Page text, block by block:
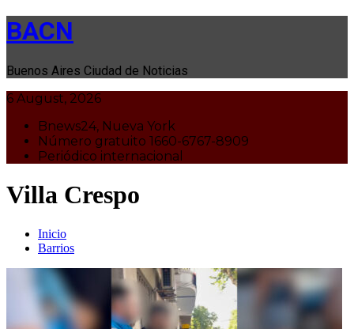
BACN
Buenos Aires Ciudad de Noticias
6 August, 2026
Bnews24, Nueva York
Número gratuito 1660-6767-8909
Periódico internacional
Villa Crespo
Inicio
Barrios